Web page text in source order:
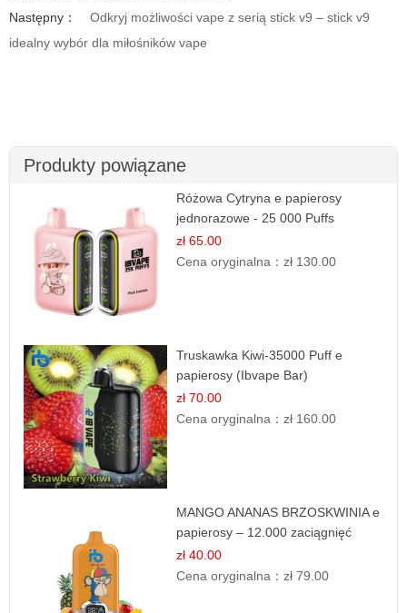
Następny：
Odkryj możliwości vape z serią stick v9 – stick v9
idealny wybór dla miłośników vape
Produkty powiązane
Różowa Cytryna e papierosy
jednorazowe - 25 000 Puffs
zł 65.00
Cena oryginalna：zł 130.00
Truskawka Kiwi-35000 Puff e
papierosy (Ibvape Bar)
zł 70.00
Cena oryginalna：zł 160.00
MANGO ANANAS BRZOSKWINIA e
papierosy – 12.000 zaciągnięć
zł 40.00
Cena oryginalna：zł 79.00